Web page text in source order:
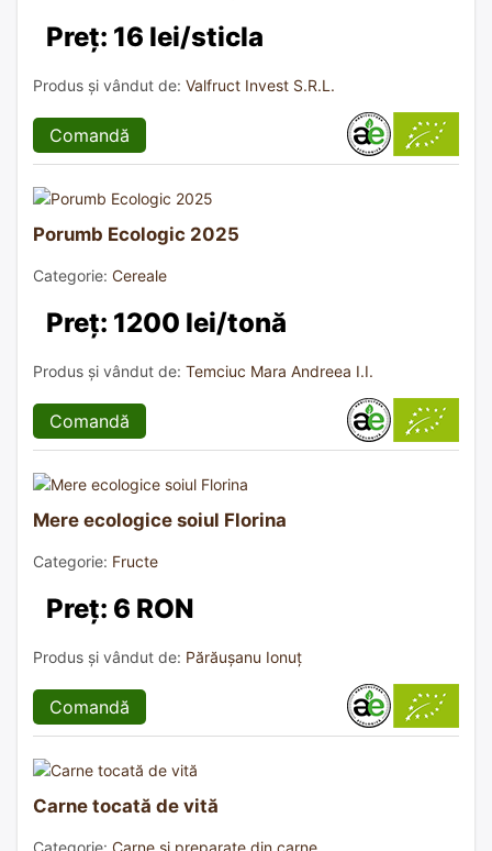
Preț: 16 lei/sticla
Produs și vândut de: Valfruct Invest S.R.L.
Comandă
Porumb Ecologic 2025
Categorie: Cereale
Preț: 1200 lei/tonă
Produs și vândut de: Temciuc Mara Andreea I.I.
Comandă
Mere ecologice soiul Florina
Categorie: Fructe
Preț: 6 RON
Produs și vândut de: Părăușanu Ionuț
Comandă
Carne tocată de vită
Categorie: Carne și preparate din carne